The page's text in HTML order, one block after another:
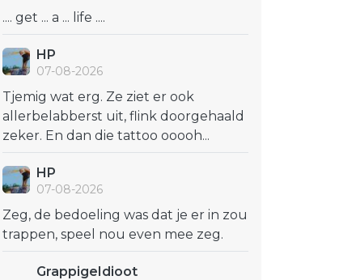
.... get ... a ... life ....
HP
07-08-2026
Tjemig wat erg. Ze ziet er ook
allerbelabberst uit, flink doorgehaald
zeker. En dan die tattoo ooooh...
HP
07-08-2026
Zeg, de bedoeling was dat je er in zou
trappen, speel nou even mee zeg.
GrappigeIdioot